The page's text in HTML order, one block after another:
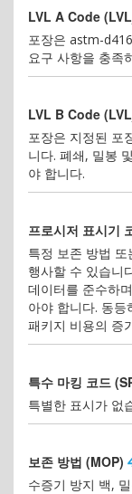
LVL A Code
포장은 astm-
요구 사항을 충족
LVL B Code
포장은 지정된 포
니다. 폐쇄, 밀봉
야 합니다.
프로시저 표시기
특정 보존 방법
행사할 수 있습니
데이터를 준수하
아야 합니다. 동
패키지 비용의 증
특수 마킹 코드
특별한 표시가 없
보존 방법 (MOP)
수증기 방지 백,